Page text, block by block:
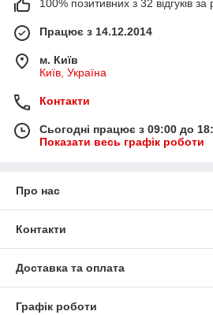
100% позитивних з 32 відгуків за
Працює з 14.12.2014
м. Київ
Київ, Україна
Контакти
Сьогодні працює з 09:00 до
Показати весь графік роботи
Про нас
Контакти
Доставка та оплата
Графік роботи